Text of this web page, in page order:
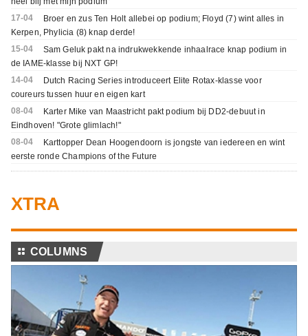
17-04
Broer en zus Ten Holt allebei op podium; Floyd (7) wint alles in
Kerpen, Phylicia (8) knap derde!
15-04
Sam Geluk pakt na indrukwekkende inhaalrace knap podium in
de IAME-klasse bij NXT GP!
14-04
Dutch Racing Series introduceert Elite Rotax-klasse voor
coureurs tussen huur en eigen kart
08-04
Karter Mike van Maastricht pakt podium bij DD2-debuut in
Eindhoven! "Grote glimlach!"
08-04
Karttopper Dean Hoogendoorn is jongste van iedereen en wint
eerste ronde Champions of the Future
XTRA
⚏ COLUMNS